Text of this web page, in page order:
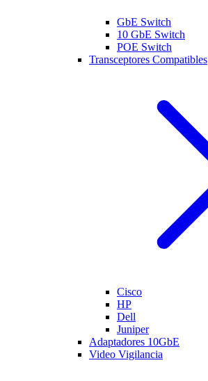
GbE Switch
10 GbE Switch
POE Switch
Transceptores Compatibles
Cisco
HP
Dell
Juniper
Adaptadores 10GbE
Video Vigilancia